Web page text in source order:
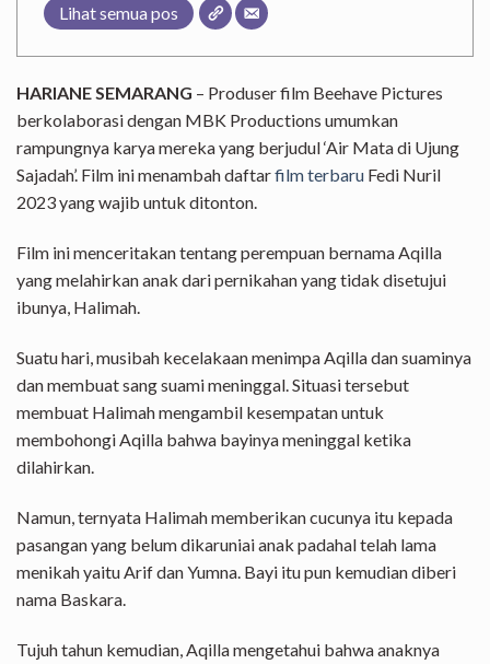
Lihat semua pos
HARIANE SEMARANG – Produser film Beehave Pictures
berkolaborasi dengan MBK Productions umumkan
rampungnya karya mereka yang berjudul ‘Air Mata di Ujung
Sajadah’. Film ini menambah daftarfilm terbaru Fedi Nuril
2023 yang wajib untuk ditonton.
Film ini menceritakan tentang perempuan bernama Aqilla
yang melahirkan anak dari pernikahan yang tidak disetujui
ibunya, Halimah.
Suatu hari, musibah kecelakaan menimpa Aqilla dan suaminya
dan membuat sang suami meninggal. Situasi tersebut
membuat Halimah mengambil kesempatan untuk
membohongi Aqilla bahwa bayinya meninggal ketika
dilahirkan.
Namun, ternyata Halimah memberikan cucunya itu kepada
pasangan yang belum dikaruniai anak padahal telah lama
menikah yaitu Arif dan Yumna. Bayi itu pun kemudian diberi
nama Baskara.
Tujuh tahun kemudian, Aqilla mengetahui bahwa anaknya